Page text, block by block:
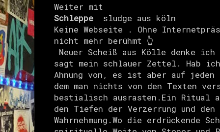
Weiter mit
Schleppe sludge aus köln
Keine Webseite . Ohne
nicht mehr berühmt 👆
Neuer Scheiß aus Kölle denke
sagt mein schlauer Zettel. Hab
Ahnung von, es ist aber auf
dem man nichts von den Texten
bestialisch ausrasten. Ein Ritual
den Tiefen der Verzerrung und den
Wahrnehmung.Wo die erdrückende